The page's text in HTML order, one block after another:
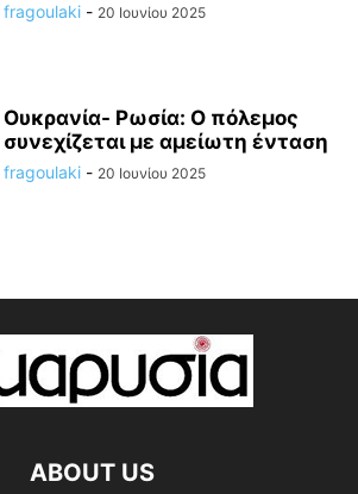
fragoulaki - 20 Ιουνίου 2025
Ουκρανία- Ρωσία: Ο πόλεμος
συνεχίζεται με αμείωτη ένταση
fragoulaki - 20 Ιουνίου 2025
ABOUT US